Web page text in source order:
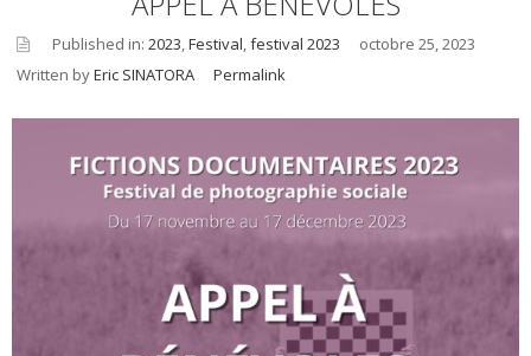
asid
Published in: 2023 Festival festival 2023
octobre 25, 2023
Written byEric SINATORA Permalink